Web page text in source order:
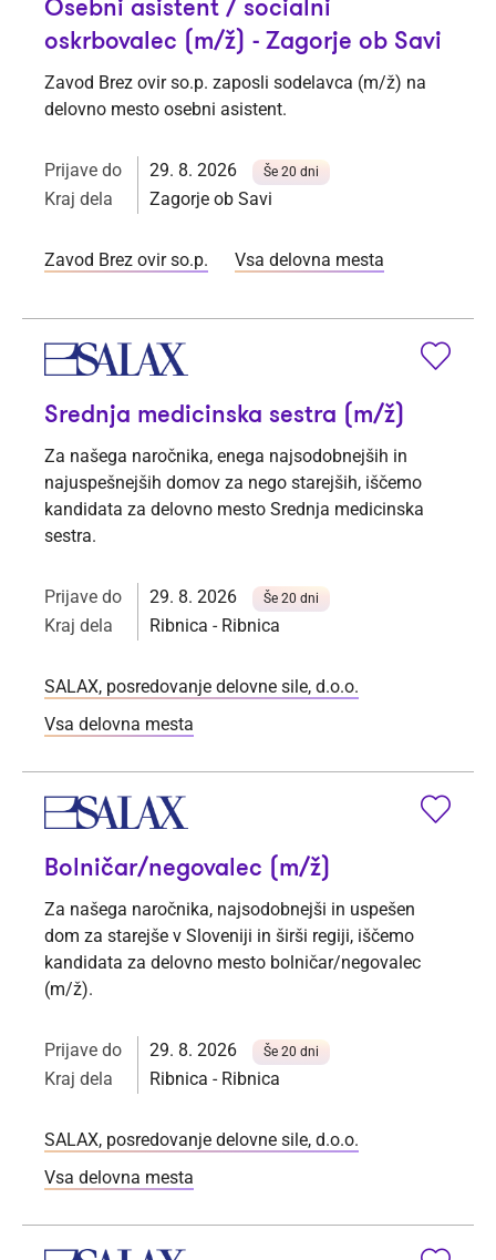
Osebni asistent / socialni
oskrbovalec (m/ž) - Zagorje ob Savi
Zavod Brez ovir so.p. zaposli sodelavca (m/ž) na
delovno mesto osebni asistent.
Prijave do 29. 8. 2026 Še 20 dni
Kraj dela Zagorje ob Savi
Zavod Brez ovir so.p. Vsa delovna mesta
Srednja medicinska sestra (m/ž)
Za našega naročnika, enega najsodobnejših in
najuspešnejših domov za nego starejših, iščemo
kandidata za delovno mesto Srednja medicinska
sestra.
Prijave do 29. 8. 2026 Še 20 dni
Kraj dela Ribnica - Ribnica
SALAX, posredovanje delovne sile, d.o.o.
Vsa delovna mesta
Bolničar/negovalec (m/ž)
Za našega naročnika, najsodobnejši in uspešen
dom za starejše v Sloveniji in širši regiji, iščemo
kandidata za delovno mesto bolničar/negovalec
(m/ž).
Prijave do 29. 8. 2026 Še 20 dni
Kraj dela Ribnica - Ribnica
SALAX, posredovanje delovne sile, d.o.o.
Vsa delovna mesta